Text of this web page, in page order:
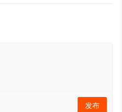
发布